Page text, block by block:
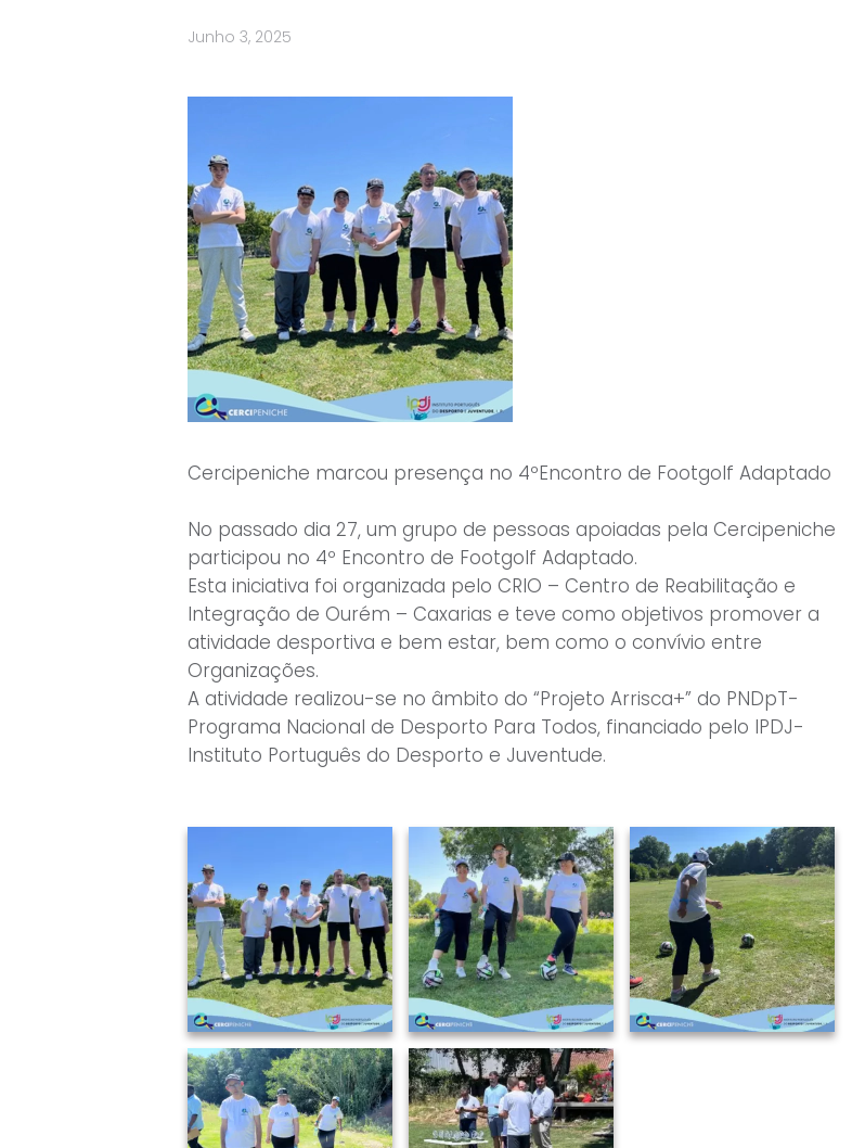
Junho 3, 2025
Cercipeniche marcou presença no 4ºEncontro de Footgolf Adaptado
No passado dia 27, um grupo de pessoas apoiadas pela Cercipeniche
participou no 4º Encontro de Footgolf Adaptado.
Esta iniciativa foi organizada pelo CRIO – Centro de Reabilitação e
Integração de Ourém – Caxarias e teve como objetivos promover a
atividade desportiva e bem estar, bem como o convívio entre
Organizações.
A atividade realizou-se no âmbito do “Projeto Arrisca+” do PNDpT-
Programa Nacional de Desporto Para Todos, financiado pelo IPDJ-
Instituto Português do Desporto e Juventude.